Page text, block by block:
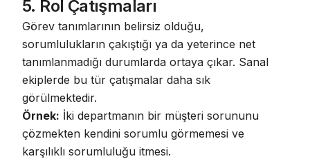
5. Rol Çatışmaları
Görev tanımlarının belirsiz olduğu,
sorumlulukların çakıştığı ya da yeterince net
tanımlanmadığı durumlarda ortaya çıkar. Sanal
ekiplerde bu tür çatışmalar daha sık
görülmektedir.
Örnek: İki departmanın bir müşteri sorununu
çözmekten kendini sorumlu görmemesi ve
karşılıklı sorumluluğu itmesi.